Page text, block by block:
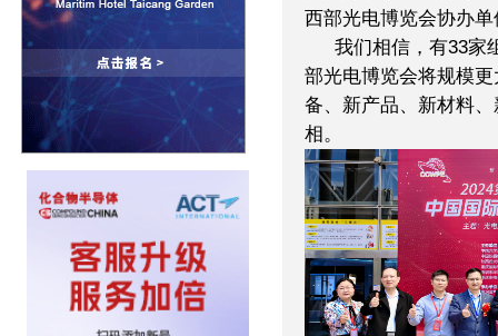
西部光电博览会协办单
我们相信，有33家
部光电博览会将规模
备、新产品、新材料
相。